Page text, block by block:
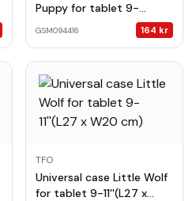
Puppy for tablet 9-
GSM094416 164 kr
TFO
Universal case Little Wolf
for tablet 9-11''(L27 x